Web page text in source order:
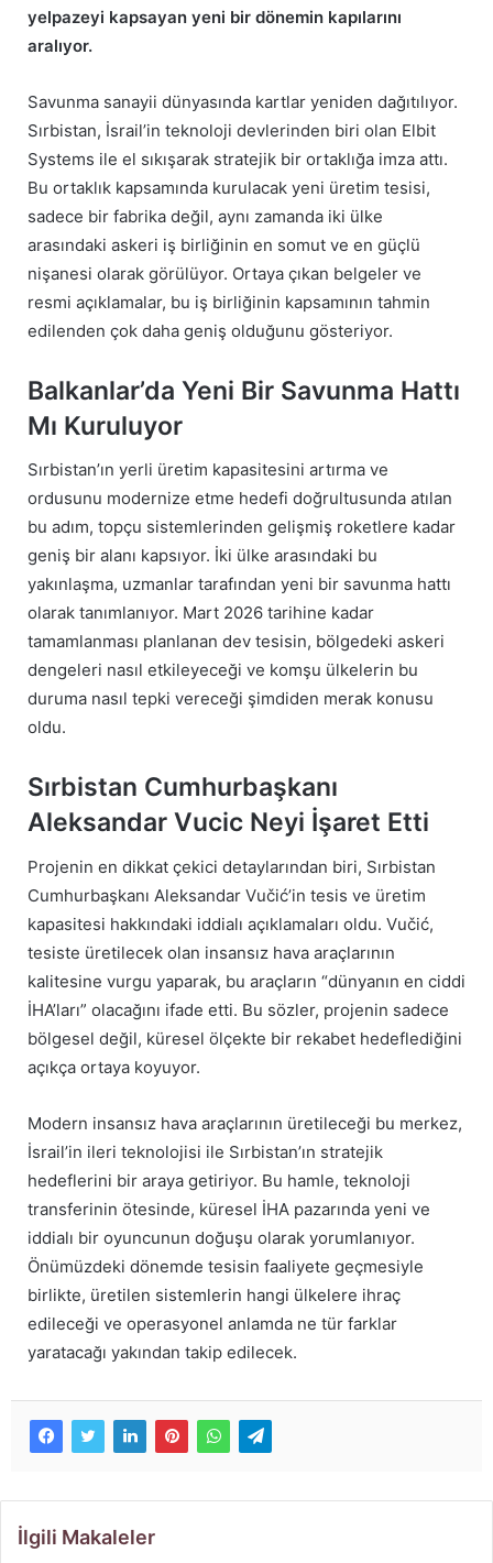
yelpazeyi kapsayan yeni bir dönemin kapılarını
aralıyor.
Savunma sanayii dünyasında kartlar yeniden dağıtılıyor.
Sırbistan, İsrail’in teknoloji devlerinden biri olan Elbit
Systems ile el sıkışarak stratejik bir ortaklığa imza attı.
Bu ortaklık kapsamında kurulacak yeni üretim tesisi,
sadece bir fabrika değil, aynı zamanda iki ülke
arasındaki askeri iş birliğinin en somut ve en güçlü
nişanesi olarak görülüyor. Ortaya çıkan belgeler ve
resmi açıklamalar, bu iş birliğinin kapsamının tahmin
edilenden çok daha geniş olduğunu gösteriyor.
Balkanlar’da Yeni Bir Savunma Hattı
Mı Kuruluyor
Sırbistan’ın yerli üretim kapasitesini artırma ve
ordusunu modernize etme hedefi doğrultusunda atılan
bu adım, topçu sistemlerinden gelişmiş roketlere kadar
geniş bir alanı kapsıyor. İki ülke arasındaki bu
yakınlaşma, uzmanlar tarafından yeni bir savunma hattı
olarak tanımlanıyor. Mart 2026 tarihine kadar
tamamlanması planlanan dev tesisin, bölgedeki askeri
dengeleri nasıl etkileyeceği ve komşu ülkelerin bu
duruma nasıl tepki vereceği şimdiden merak konusu
oldu.
Sırbistan Cumhurbaşkanı
Aleksandar Vucic Neyi İşaret Etti
Projenin en dikkat çekici detaylarından biri, Sırbistan
Cumhurbaşkanı Aleksandar Vučić’in tesis ve üretim
kapasitesi hakkındaki iddialı açıklamaları oldu. Vučić,
tesiste üretilecek olan insansız hava araçlarının
kalitesine vurgu yaparak, bu araçların “dünyanın en ciddi
İHA’ları” olacağını ifade etti. Bu sözler, projenin sadece
bölgesel değil, küresel ölçekte bir rekabet hedeflediğini
açıkça ortaya koyuyor.
Modern insansız hava araçlarının üretileceği bu merkez,
İsrail’in ileri teknolojisi ile Sırbistan’ın stratejik
hedeflerini bir araya getiriyor. Bu hamle, teknoloji
transferinin ötesinde, küresel İHA pazarında yeni ve
iddialı bir oyuncunun doğuşu olarak yorumlanıyor.
Önümüzdeki dönemde tesisin faaliyete geçmesiyle
birlikte, üretilen sistemlerin hangi ülkelere ihraç
edileceği ve operasyonel anlamda ne tür farklar
yaratacağı yakından takip edilecek.
İlgili Makaleler